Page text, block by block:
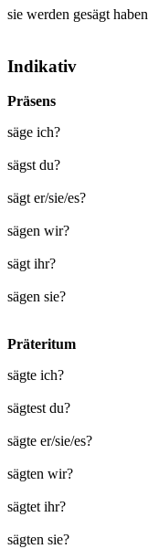
sie werden gesägt haben
Indikativ
Präsens
säge ich?
sägst du?
sägt er/sie/es?
sägen wir?
sägt ihr?
sägen sie?
Präteritum
sägte ich?
sägtest du?
sägte er/sie/es?
sägten wir?
sägtet ihr?
sägten sie?